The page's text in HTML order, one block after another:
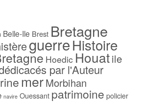
Belle-Ile Brest Bretagne
guerreHistoire
Hoedic Houatile
par l'Auteur
merMorbihan
navire Ouessant patrimoine policier